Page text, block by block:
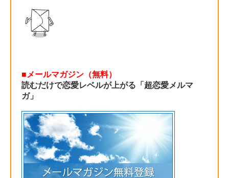
■メールマガジン（無料）
読むだけで恋愛レベルが上がる「超恋愛メルマ
ガ」